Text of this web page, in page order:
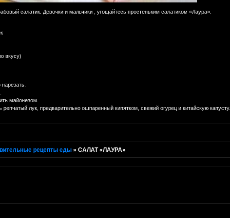
салатик. Девочки и мальчики , угощайтесь простеньким салатиком «Лаура».
вкусу)
майонезом.
репчатый лук, предварительно ошпаренный кипятком, свежий огурец и китайскую капусту.
рецепты еды »САЛАТ «ЛАУРА»